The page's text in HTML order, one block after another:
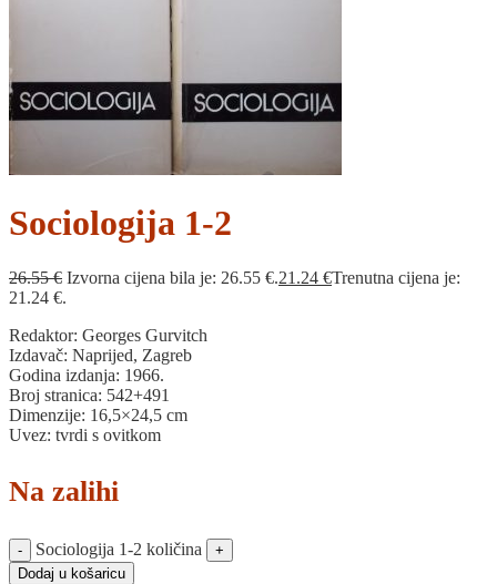
Sociologija 1-2
26.55€ Izvorna cijena bila je: 26.55 €.21.24 €Trenutna cijena je:
21.24 €.
Redaktor: Georges Gurvitch
Izdavač: Naprijed, Zagreb
Godina izdanja: 1966.
Broj stranica: 542+491
Dimenzije: 16,5×24,5 cm
Uvez: tvrdi s ovitkom
Na zalihi
Sociologija 1-2 količina
Dodaj u košaricu